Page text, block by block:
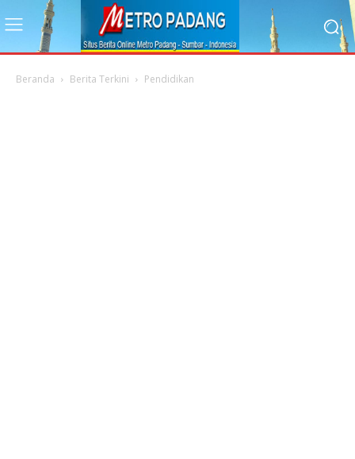
Beranda Berita Terkini Pendidikan